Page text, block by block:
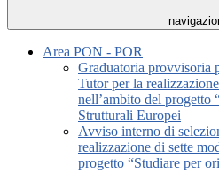
Area PON - POR
Graduatoria provvisoria
Tutor per la
nell’ambito del progetto
Strutturali Europei
Avviso interno di
realizzazione di sette
progetto “Studiare per